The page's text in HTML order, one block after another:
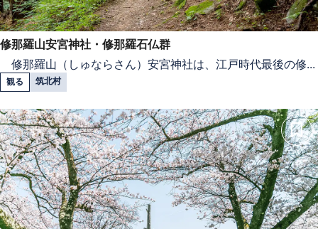
修那羅山安宮神社・修那羅石仏群
修那羅山（しゅならさん）安宮神社は、江戸時代最後の修...
観る 筑北村